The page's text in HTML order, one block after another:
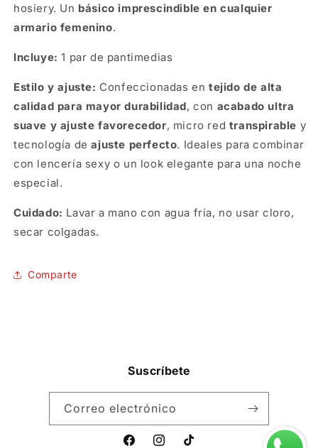
hosiery. Un básico imprescindible en cualquier
armario femenino.
Incluye: 1 par de pantimedias
Estilo y ajuste: Confeccionadas entejido de alta
calidad para mayor durabilidad, con acabado ultra
suave y ajuste favorecedor, micro red transpirable y
tecnología deajuste perfecto. Ideales para combinar
con lencería sexy o un look elegante para una noche
especial.
Cuidado: Lavar a mano con agua fría, no usar cloro,
secar colgadas.
SKU:Comparte
Suscríbete
Correo electrónico